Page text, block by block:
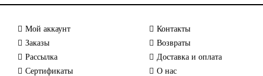
Мой аккаунт
Заказы
Рассылка
Сертификаты
Контакты
Возвраты
Доставка и оплата
О нас